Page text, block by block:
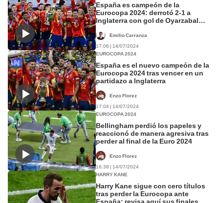
España es campeón de la
Eurocopa 2024: derrotó 2-1 a
Inglaterra con gol de Oyarzabal
Emilio Carranza
17:06 | 14/07/2024
EUROCOPA 2024
España es el nuevo campeón de la
Eurocopa 2024 tras vencer en un
partidazo a Inglaterra
Enzo Florez
17:04 | 14/07/2024
EUROCOPA 2024
Bellingham perdió los papeles y
reaccionó de manera agresiva tras
perder al final de la Euro 2024
Enzo Florez
16:38 | 14/07/2024
HARRY KANE
Harry Kane sigue con cero títulos
tras perder la Eurocopa ante
España: revisa aquí sus finales